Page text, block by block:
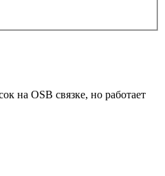
на OSB связке, но работает